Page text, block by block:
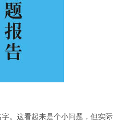
。这看起来是个小问题，但实际